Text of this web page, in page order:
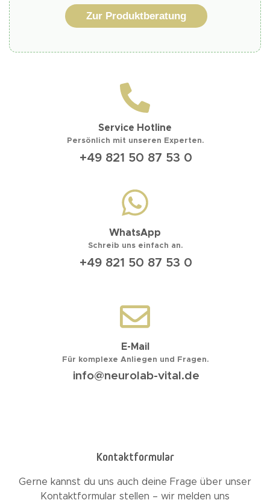
Zur Produktberatung
Service Hotline
Persönlich mit unseren Experten.
+49 821 50 87 53 0
WhatsApp
Schreib uns einfach an.
+49 821 50 87 53 0
E-Mail
Für komplexe Anliegen und Fragen.
info@neurolab-vital.de
Kontaktformular
Gerne kannst du uns auch deine Frage über unser
Kontaktformular stellen – wir melden uns